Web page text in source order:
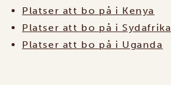
Platser att bo på i Kenya
Platser att bo på i Sydafrika
Platser att bo på i Uganda